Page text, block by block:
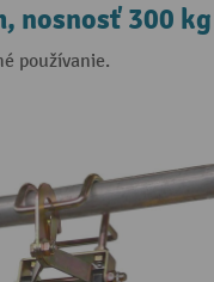
nosnosť 300 kg
používanie.